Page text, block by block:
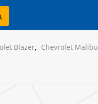
Blazer, Chevrolet Malibu